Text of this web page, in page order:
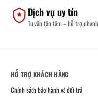
Dịch vụ uy tín
Tư vấn tận tâm – hỗ trợ nhanh
HỖ TRỢ KHÁCH HÀNG
Chính sách bảo hành và đổi trả